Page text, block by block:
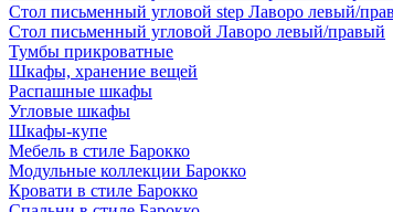
Стол письменный угловой step Лаворо левый/
Стол письменный угловой Лаворо левый/правый
Тумбы прикроватные
Шкафы, хранение вещей
Распашные шкафы
Угловые шкафы
Шкафы-купе
Мебель в стиле Барокко
Модульные коллекции Барокко
Кровати в стиле Барокко